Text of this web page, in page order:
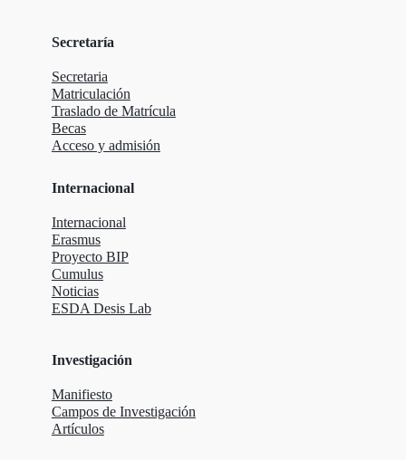
Secretaría
Secretaria
Matriculación
Traslado de Matrícula
Becas
Acceso y admisión
Internacional
Internacional
Erasmus
Proyecto BIP
Cumulus
Noticias
ESDA Desis Lab
Investigación
Manifiesto
Campos de Investigación
Artículos